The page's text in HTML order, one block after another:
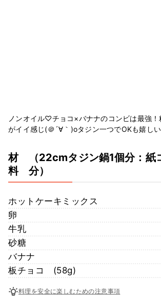
ノンオイル♡チョコ×バナナのコンビは最強！
がイイ感じ(＠´∀｀)oタジン一つでOKも嬉し
材
料
（22cmタジン鍋1個分：紙
分）
ホットケーキミックス
卵
牛乳
砂糖
バナナ
板チョコ (58g)
料理を安全に楽しむための注意事項